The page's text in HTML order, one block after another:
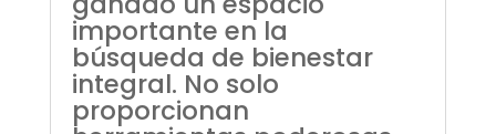
importante en la
búsqueda de bienestar
integral. No solo
proporcionan